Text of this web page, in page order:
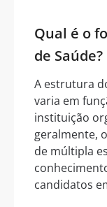
Qual é o
de Saúde?
A estrutura
varia em
instituição
geralmente,
de múltipla
candidatos